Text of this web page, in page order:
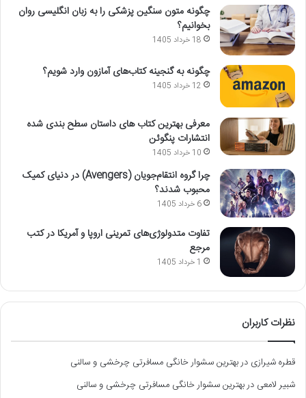
چگونه متون سنگین پزشکی را به زبان انگلیسی روان
بخوانیم؟
18 خرداد 1405
چگونه به گنجینه کتاب‌های آمازون وارد شویم؟
12 خرداد 1405
معرفی بهترین کتاب های داستان سطح بندی شده
انتشارات پنگوئن
10 خرداد 1405
چرا گروه انتقام‌جویان (Avengers) در دنیای کمیک
محبوب شدند؟
6 خرداد 1405
تفاوت متدولوژی‌های تمرینی اروپا و آمریکا در کتب
مرجع
1 خرداد 1405
نظرات کاربران
قطره شیرازی دربهترین سشوار خانگی مسافرتی چرخشی و سالنی
شبیر لامعی دربهترین سشوار خانگی مسافرتی چرخشی و سالنی